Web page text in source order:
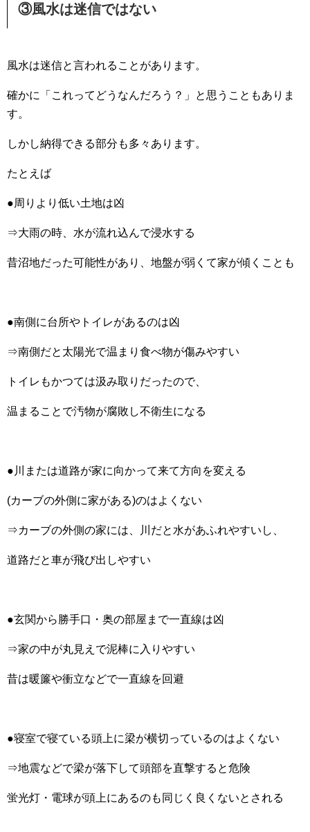
③風水は迷信ではない
風水は迷信と言われることがあります。
確かに「これってどうなんだろう？」と思うこともありま
す。
しかし納得できる部分も多々あります。
たとえば
●周りより低い土地は凶
⇒大雨の時、水が流れ込んで浸水する
昔沼地だった可能性があり、地盤が弱くて家が傾くことも
●南側に台所やトイレがあるのは凶
⇒南側だと太陽光で温まり食べ物が傷みやすい
トイレもかつては汲み取りだったので、
温まることで汚物が腐敗し不衛生になる
●川または道路が家に向かって来て方向を変える
(カーブの外側に家がある)のはよくない
⇒カーブの外側の家には、川だと水があふれやすいし、
道路だと車が飛び出しやすい
●玄関から勝手口・奥の部屋まで一直線は凶
⇒家の中が丸見えで泥棒に入りやすい
昔は暖簾や衝立などで一直線を回避
●寝室で寝ている頭上に梁が横切っているのはよくない
⇒地震などで梁が落下して頭部を直撃すると危険
蛍光灯・電球が頭上にあるのも同じく良くないとされる